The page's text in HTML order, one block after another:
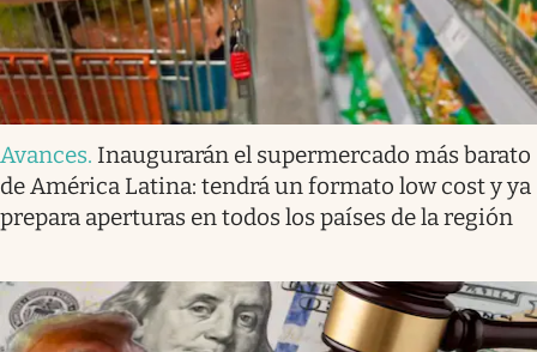
Avances. Inaugurarán el supermercado más barato
de América Latina: tendrá un formato low cost y ya
prepara aperturas en todos los países de la región